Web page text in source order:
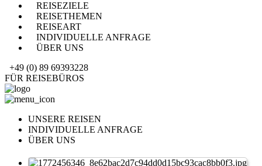
REISEZIELE
REISETHEMEN
REISEART
INDIVIDUELLE ANFRAGE
ÜBER UNS
+49 (0) 89 69393228
FÜR REISEBÜROS
UNSERE REISEN
INDIVIDUELLE ANFRAGE
ÜBER UNS